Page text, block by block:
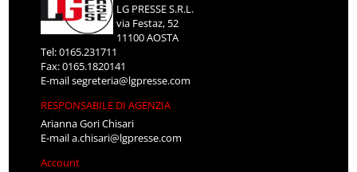
LG PRESSE S.R.L.
via Festaz, 52
11100 AOSTA
Tel: 0165.231711
Fax: 0165.1820141
E-mailsegreteria@lgpresse.com
RESPONSABILE DI AGENZIA
Arianna Gori Chisari
E-maila.chisari@lgpresse.com
Account